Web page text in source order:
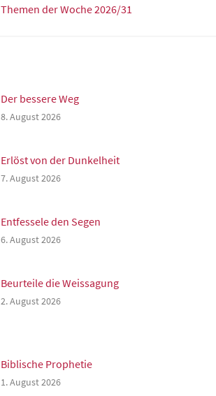
Themen der Woche 2026/31
Der bessere Weg
8. August 2026
Erlöst von der Dunkelheit
7. August 2026
Entfessele den Segen
6. August 2026
Beurteile die Weissagung
2. August 2026
Biblische Prophetie
1. August 2026